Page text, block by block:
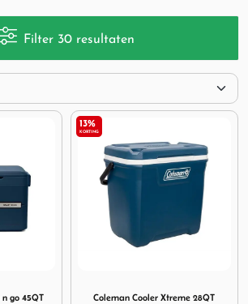
Filter 30 resultaten
go 45QT
13%
KORTING
Coleman Cooler Xtreme 28QT